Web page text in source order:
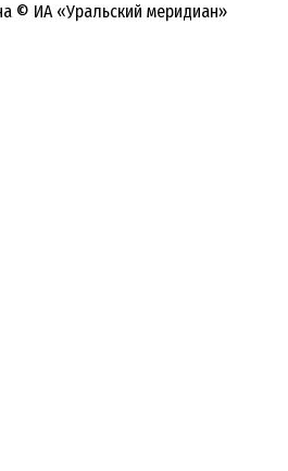
© ИА «Уральский меридиан»